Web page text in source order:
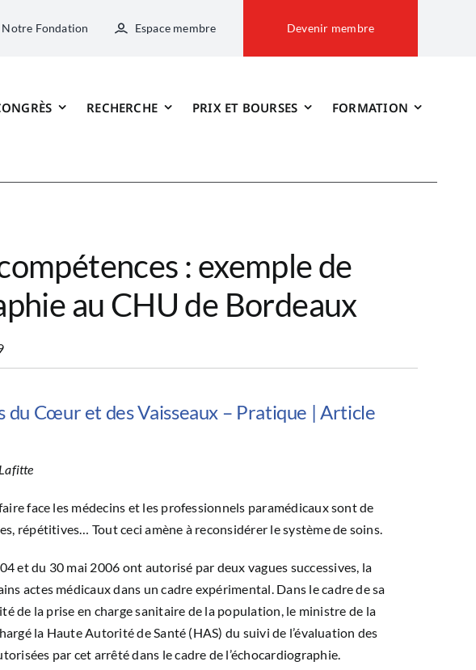
Notre Fondation Espace membre Devenir membre
RECHERCHE PRIX ET BOURSES FORMATION
: exemple de
au CHU de Bordeaux
du Cœur et des Vaisseaux – Pratique | Article
face les médecins et les professionnels paramédicaux sont de
répétitives… Tout ceci amène à reconsidérer le système de soins.
et du 30 mai 2006 ont autorisé par deux vagues successives, la
actes médicaux dans un cadre expérimental. Dans le cadre de sa
de la prise en charge sanitaire de la population, le ministre de la
la Haute Autorité de Santé (HAS) du suivi de l’évaluation des
par cet arrêté dans le cadre de l’échocardiographie.